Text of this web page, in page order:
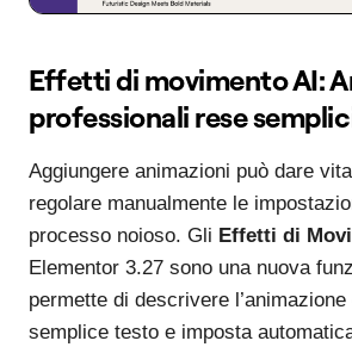
Effetti di movimento AI:
professionali rese
Aggiungere animazioni può dare
regolare manualmente le
processo noioso. Gli Effetti di
Elementor 3.27 sono una nuova
permette di descrivere
semplice testo e imposta